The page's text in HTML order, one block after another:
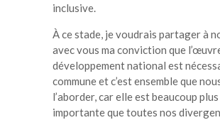
inclusive.
À ce stade, je voudrais partager à
avec vous ma conviction que
développement national est
commune et c’est ensemble que
l’aborder, car elle est beaucoup plus
importante que toutes nos